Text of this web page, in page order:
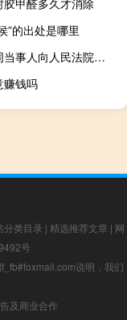
”的出处是哪里
施工合同当事人向人民法院主张的诉讼请求中，可以得到支持的是（ ）。
赚钱吗
分类目录 | 精选推荐文章 | 网
号
说明，我们
及商业合作